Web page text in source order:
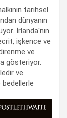
tarihsel
dünyanın
İrlanda'nın
işkence ve
ve
gösteriyor.
ve
bedellerle